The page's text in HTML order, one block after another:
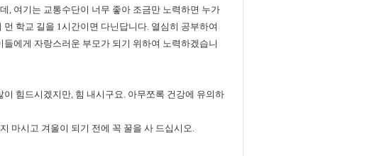
, 여기는 교통수단이 너무 좋아 조금만 노력하면 누가
학교 길을 1시간이면 다닌답니다. 열심히 공부하여
에게 자랑스러운 부모가 되기 위하여 노력하겠습니
힘드시겠지만, 힘 내시구요. 아무쪼록 건강에 유의하
마시고 겨울이 되기 전에 꼭 꿀을 사 드십시오.